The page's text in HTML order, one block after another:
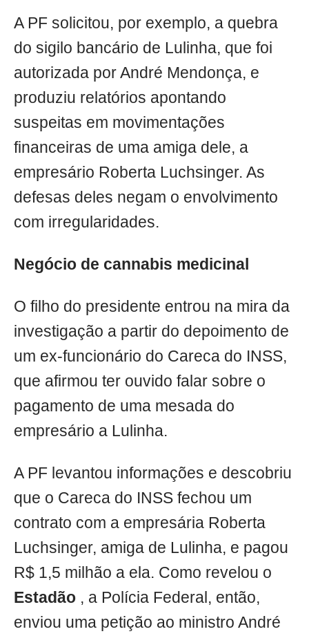
A PF solicitou, por exemplo, a quebra
do sigilo bancário de Lulinha, que foi
autorizada por André Mendonça, e
produziu relatórios apontando
suspeitas em movimentações
financeiras de uma amiga dele, a
empresário Roberta Luchsinger. As
defesas deles negam o envolvimento
com irregularidades.
Negócio de cannabis medicinal
O filho do presidente entrou na mira da
investigação a partir do depoimento de
um ex-funcionário do Careca do INSS,
que afirmou ter ouvido falar sobre o
pagamento de uma mesada do
empresário a Lulinha.
A PF levantou informações e descobriu
que o Careca do INSS fechou um
contrato com a empresária Roberta
Luchsinger, amiga de Lulinha, e pagou
R$ 1,5 milhão a ela. Como revelou o
Estadão , a Polícia Federal, então,
enviou uma petição ao ministro André